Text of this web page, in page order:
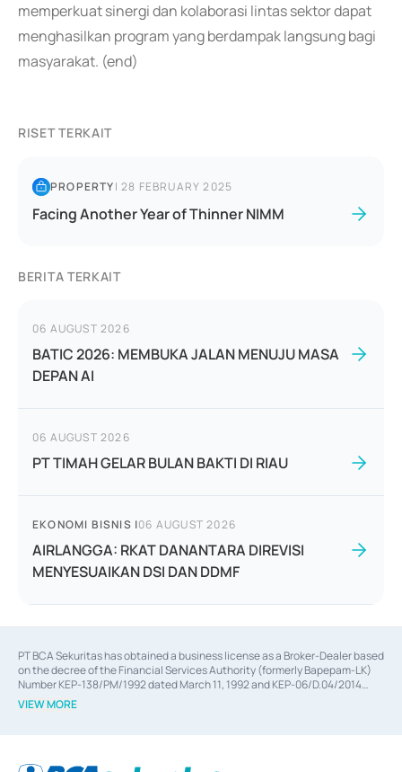
memperkuat sinergi dan kolaborasi lintas sektor dapat
menghasilkan program yang berdampak langsung bagi
masyarakat. (end)
RISET TERKAIT
PROPERTY|28 FEBRUARY 2025
Facing Another Year of Thinner NIMM
BERITA TERKAIT
06 AUGUST 2026
BATIC 2026: MEMBUKA JALAN MENUJU MASA
DEPAN AI
06 AUGUST 2026
PT TIMAH GELAR BULAN BAKTI DI RIAU
EKONOMI BISNIS |06 AUGUST 2026
AIRLANGGA: RKAT DANANTARA DIREVISI
MENYESUAIKAN DSI DAN DDMF
PT BCA Sekuritas has obtained a business license as a Broker-Dealer based
on the decree of the Financial Services Authority (formerly Bapepam-LK)
Number KEP-138/PM/1992 dated March 11, 1992 and KEP-06/D.04/2014
dated February 28, 2014, a business license as an Underwriter based on the
decree of the Financial Services Authority Number KEP-12/PM/PEE/1997
VIEW MORE